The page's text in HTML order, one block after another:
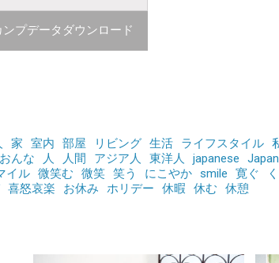
ンプデータダウンロード
家 室内 部屋 リビング 生活 ライフスタイル
おんな 人 人間 アジア人 東洋人 japanese
イル 微笑む 微笑 笑う にこやか smile 寛ぐ
喜怒哀楽 お休み ホリデー 休暇 休む 休憩